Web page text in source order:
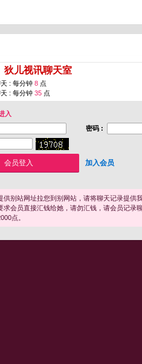
狄儿视讯聊天室
: 每分钟 8 点
: 每分钟 35 点
入
密码 :
加入会员
供别站网址拉您到别网站，请将聊天记录提供
求会员直接汇钱给她，请勿汇钱，请会员记录
点。